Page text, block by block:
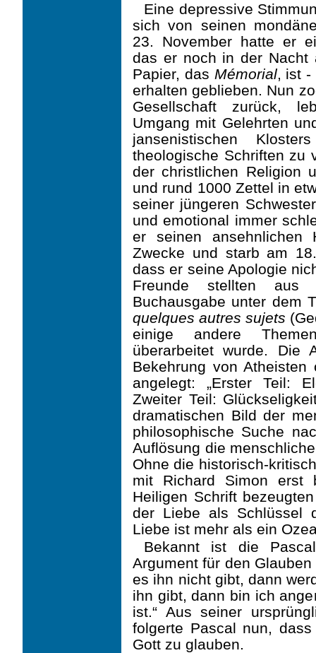
Eine depressive
sich von seinen
23. November hatte er
das er noch in der Nacht
Papier, das Mémorial, ist -
erhalten geblieben. Nun
Gesellschaft zurück,
Umgang mit Gelehrten
jansenistischen
theologische Schriften zu
der christlichen Religion
und rund 1000 Zettel in
seiner jüngeren
und emotional immer
er seinen ansehnlichen
Zwecke und starb am
dass er seine Apologie
Freunde stellten aus
Buchausgabe unter dem
quelques autres sujets
einige andere
überarbeitet wurde. Die
Bekehrung von
angelegt: „Erster Teil:
Zweiter Teil:
dramati­schen Bild der
philosophische Suche
Auflösung die
Ohne die histo­risch-
mit Richard Simon erst
Heiligen Schrift
der Liebe als Schlüssel
Liebe ist mehr als ein
Bekannt ist die
Argument für den
es ihn nicht gibt, dann
ihn gibt, dann bin ich
ist.“ Aus seiner
folgerte Pascal nun,
Gott zu glauben.